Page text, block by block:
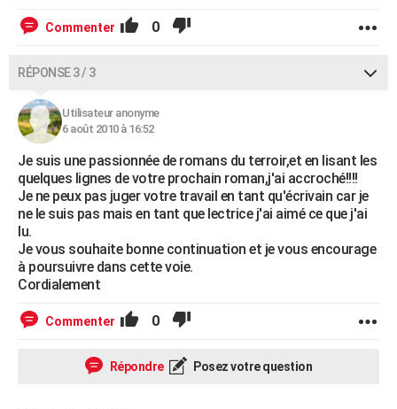
Commenter 0
RÉPONSE 3 / 3
Utilisateur anonyme
6 août 2010 à 16:52
Je suis une passionnée de romans du terroir,et en lisant les
quelques lignes de votre prochain roman,j'ai accroché!!!!
Je ne peux pas juger votre travail en tant qu'écrivain car je
ne le suis pas mais en tant que lectrice j'ai aimé ce que j'ai
lu.
Je vous souhaite bonne continuation et je vous encourage
à poursuivre dans cette voie.
Cordialement
Commenter 0
Répondre Posez votre question